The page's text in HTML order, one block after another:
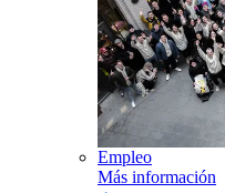
Empleo
Más información